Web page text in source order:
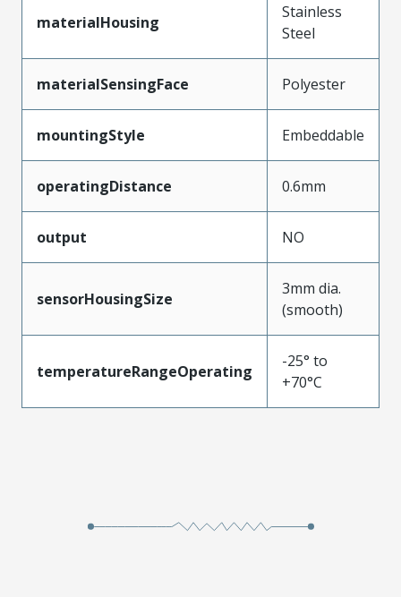
materialHousing
Stainless
Steel
materialSensingFace Polyester
mountingStyle Embeddable
operatingDistance 0.6mm
output NO
sensorHousingSize
3mm dia.
(smooth)
temperatureRangeOperating
-25° to
+70°C